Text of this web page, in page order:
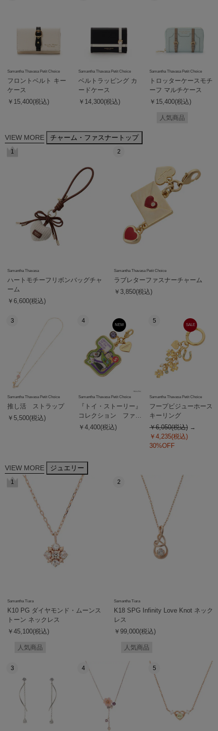
Samantha Thavasa Petit Choice
フロントベルト キー
ケース
￥15,400(税込)
Samantha Thavasa Petit Choice
ベルトラッピング カ
ードケース
￥14,300(税込)
Samantha Thavasa Petit Choice
トロッターケースモチ
ーフ マルチケース
￥15,400(税込)
人気商品
VIEW MORE チャーム・ファスナートップ
1
Samantha Thavasa
ハートモチーフリボンバッグチャ
ーム
￥6,600(税込)
2
Samantha Thavasa Petit Choice
ラブレターファスナーチャーム
￥3,850(税込)
3
Samantha Thavasa Petit Choice
推し活 ストラップ
￥5,500(税込)
4
NEW
Samantha Thavasa Petit Choice
『トイ・ストーリー』
コレクション ファス
ナーチャーム（バズ）
￥4,400(税込)
5
SALE
Samantha Thavasa Petit Choice
フープビジューホース
キーリング
￥6,050(税込)
￥4,235(税込)
30%OFF
VIEW MORE ジュエリー
1
Samantha Tiara
K10 PG ダイヤモンド・ムーンス
トーン ネックレス
￥45,100(税込)
人気商品
2
Samantha Tiara
K18 SPG Infinity Love Knot ネック
レス
￥99,000(税込)
人気商品
3 4 5